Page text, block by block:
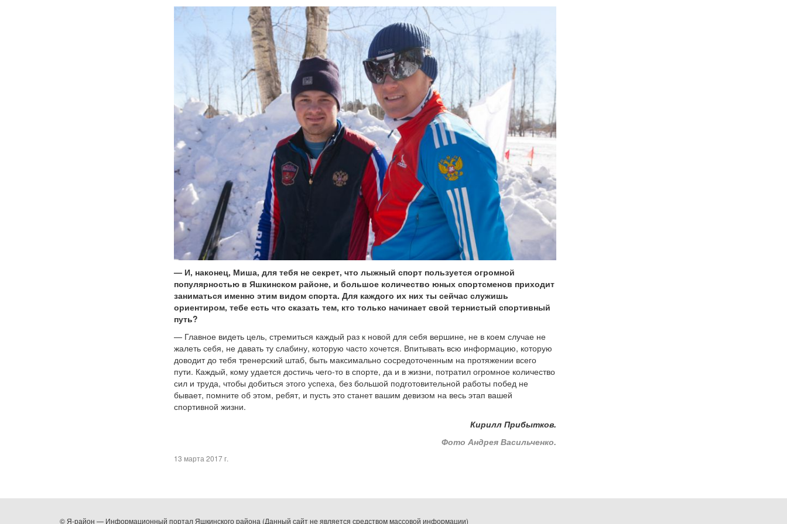
— И, наконец, Миша, для тебя не секрет, что лыжный спорт пользуется огромной
популярностью в Яшкинском районе, и большое количество юных спортсменов приходит
заниматься именно этим видом спорта. Для каждого их них ты сейчас служишь
ориентиром, тебе есть что сказать тем, кто только начинает свой тернистый спортивный
путь?
— Главное видеть цель, стремиться каждый раз к новой для себя вершине, не в коем случае не
жалеть себя, не давать ту слабину, которую часто хочется. Впитывать всю информацию, которую
доводит до тебя тренерский штаб, быть максимально сосредоточенным на протяжении всего
пути. Каждый, кому удается достичь чего-то в спорте, да и в жизни, потратил огромное количество
сил и труда, чтобы добиться этого успеха, без большой подготовительной работы побед не
бывает, помните об этом, ребят, и пусть это станет вашим девизом на весь этап вашей
спортивной жизни.
Кирилл Прибытков.
Фото Андрея Васильченко.
13 марта 2017 г.
© Я-район — Информационный портал Яшкинского района (Данный сайт не является средством массовой информации)